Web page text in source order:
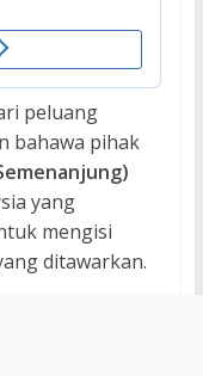
peluang
bahawa pihak
yang
mengisi
ditawarkan.